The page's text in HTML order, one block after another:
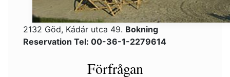
2132 Göd, Kádár utca 49. Bokning
Reservation Tel: 00-36-1-2279614
Förfrågan